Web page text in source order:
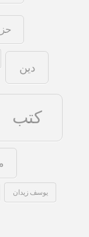
دين
كتب
يوسف زيدان